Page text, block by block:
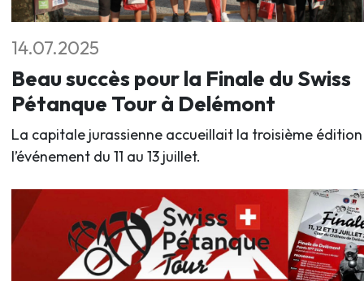
14.07.2025
Beau succès pour la Finale du Swiss
Pétanque Tour à Delémont
La capitale jurassienne accueillait la troisième
l’événement du 11 au 13 juillet.